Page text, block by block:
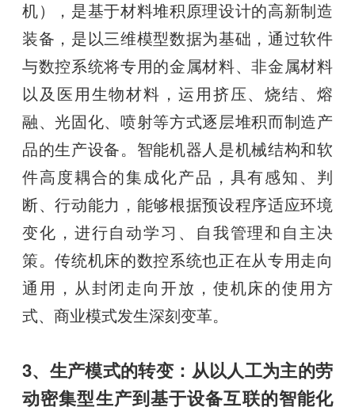
机），是基于材料堆积原理设计的高新制造
装备，是以三维模型数据为基础，通过软件
与数控系统将专用的金属材料、非金属材料
以及医用生物材料，运用挤压、烧结、熔
融、光固化、喷射等方式逐层堆积而制造产
品的生产设备。智能机器人是机械结构和软
件高度耦合的集成化产品，具有感知、判
断、行动能力，能够根据预设程序适应环境
变化，进行自动学习、自我管理和自主决
策。传统机床的数控系统也正在从专用走向
通用，从封闭走向开放，使机床的使用方
式、商业模式发生深刻变革。
3、生产模式的转变：从以人工为主的劳
动密集型生产到基于设备互联的智能化